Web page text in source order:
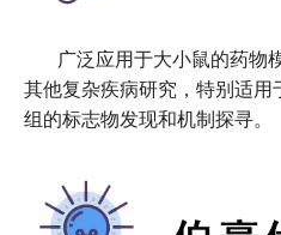
广泛应用于大小鼠的药物
其他复杂疾病研究，特别适用
组的标志物发现和机制探寻。